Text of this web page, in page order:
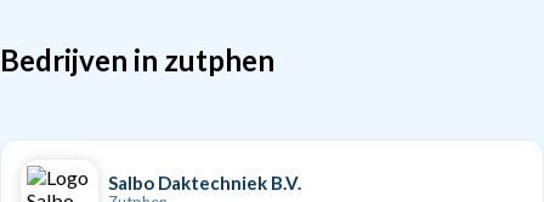
Bedrijven in zutphen
Salbo Daktechniek B.V.